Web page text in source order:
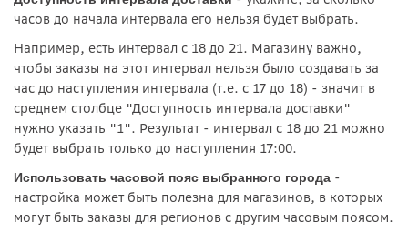
часов до начала интервала его нельзя будет выбрать.
Например, есть интервал с 18 до 21. Магазину важно,
чтобы заказы на этот интервал нельзя было создавать за
час до наступления интервала (т.е. с 17 до 18) - значит в
среднем столбце "Доступность интервала доставки"
нужно указать "1". Результат - интервал с 18 до 21 можно
будет выбрать только до наступления 17:00.
Использовать часовой пояс выбранного города -
настройка может быть полезна для магазинов, в которых
могут быть заказы для регионов с другим часовым поясом.